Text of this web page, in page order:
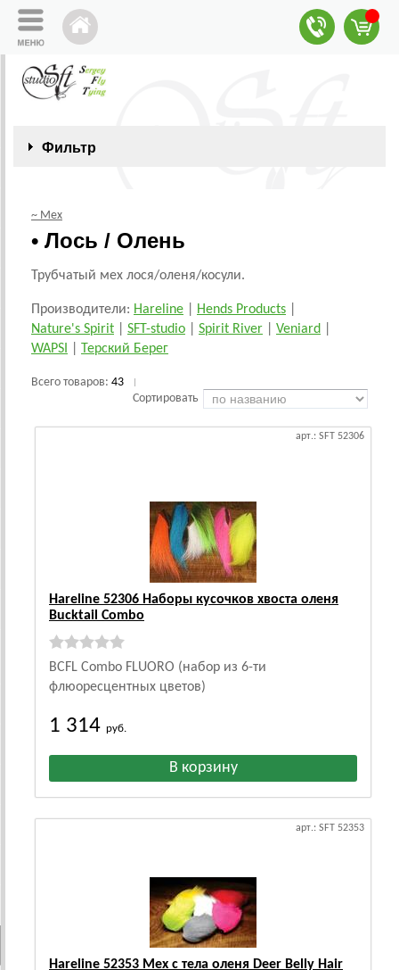
Фильтр
~ Мех
• Лось / Олень
Трубчатый мех лося/оленя/косули.
Производители: Hareline Hends Products
Nature's Spirit
SFT-studio Spirit River Veniard
WAPSI
Терский Берег
Всего товаров: 43
Сортировать
арт.: SFT 52306
Hareline 52306 Наборы кусочков хвоста оленя
Bucktail Combo
BCFL Combo FLUORO (набор из 6-ти
флюоресцентных цветов)
1 314 руб.
арт.: SFT 52353
Hareline 52353 Мех с тела оленя Deer Belly Hair